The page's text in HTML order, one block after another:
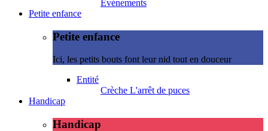
Evénements
Petite enfance
Petite enfance
Ici, les petits bouts font leur nid tout en douceur
Entité
Crèche L'arrêt de puces
Handicap
Handicap